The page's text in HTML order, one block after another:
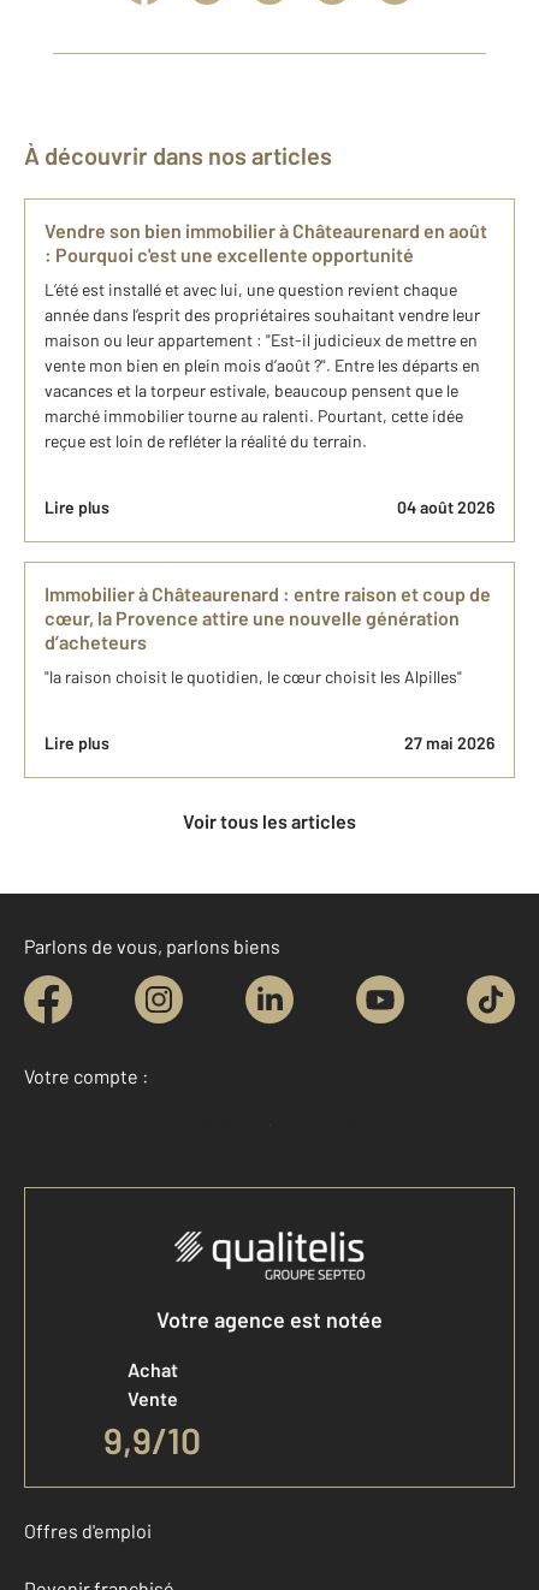
À découvrir dans nos articles
Vendre son bien immobilier à Châteaurenard en août
: Pourquoi c'est une excellente opportunité
L’été est installé et avec lui, une question revient chaque
année dans l’esprit des propriétaires souhaitant vendre leur
maison ou leur appartement : "Est-il judicieux de mettre en
vente mon bien en plein mois d’août ?". Entre les départs en
vacances et la torpeur estivale, beaucoup pensent que le
marché immobilier tourne au ralenti. Pourtant, cette idée
reçue est loin de refléter la réalité du terrain.
Lire plus 04 août 2026
Immobilier à Châteaurenard : entre raison et coup de
cœur, la Provence attire une nouvelle génération
d’acheteurs
"la raison choisit le quotidien, le cœur choisit les Alpilles"
Lire plus 27 mai 2026
Voir tous les articles
Parlons de vous, parlons biens
Votre compte :
Accéder à mon compte
Votre agence est notée
Achat
Vente
9,9/10
Offres d'emploi